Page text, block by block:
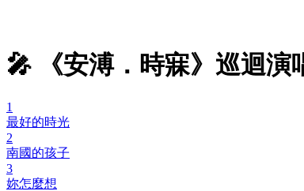
🎤 《安溥．時寐》巡迴演
1
最好的時光
2
南國的孩子
3
妳怎麼想